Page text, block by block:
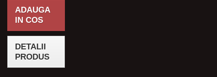
ADAUGA
IN COS
DETALII
PRODUS